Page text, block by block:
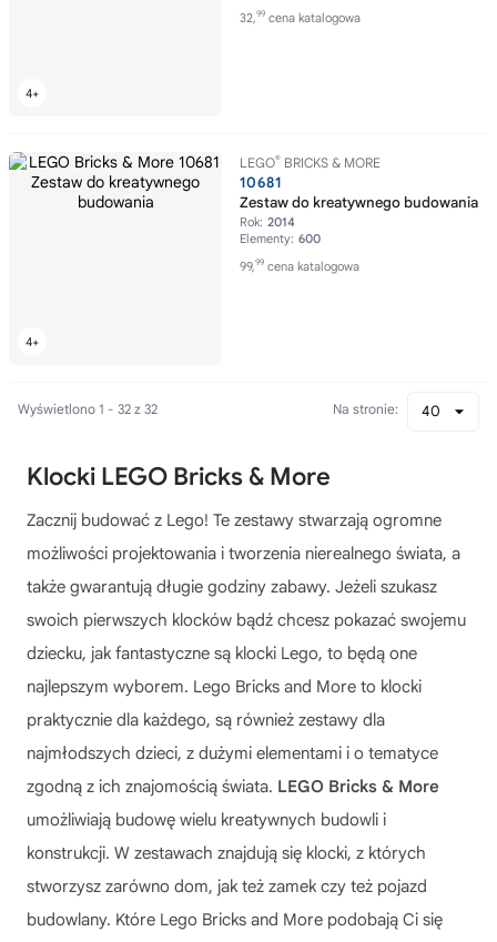
32,99 cena katalogowa
LEGO® BRICKS & MORE
10681
Zestaw do kreatywnego budowania
Rok: 2014
Elementy: 600
99,99 cena katalogowa
Wyświetlono 1 - 32 z 32 40
Na stronie:
Klocki LEGO Bricks & More
Zacznij budować z Lego! Te zestawy stwarzają ogromne
możliwości projektowania i tworzenia nierealnego świata, a
także gwarantują długie godziny zabawy. Jeżeli szukasz
swoich pierwszych klocków bądź chcesz pokazać swojemu
dziecku, jak fantastyczne są klocki Lego, to będą one
najlepszym wyborem. Lego Bricks and More to klocki
praktycznie dla każdego, są również zestawy dla
najmłodszych dzieci, z dużymi elementami i o tematyce
zgodną z ich znajomością świata. LEGO Bricks & More
umożliwiają budowę wielu kreatywnych budowli i
konstrukcji. W zestawach znajdują się klocki, z których
stworzysz zarówno dom, jak też zamek czy też pojazd
budowlany. Które Lego Bricks and More podobają Ci się